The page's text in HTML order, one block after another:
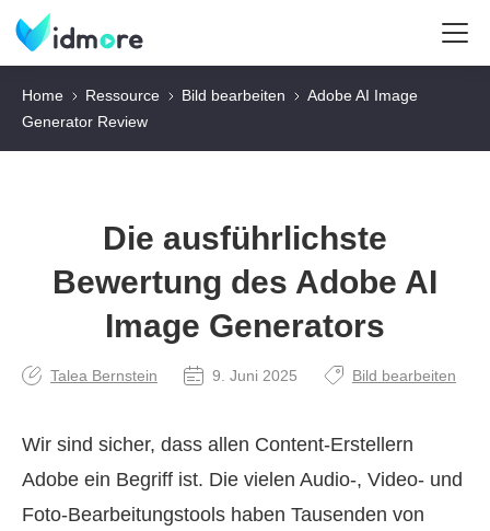
Home Ressource Bild bearbeiten
Adobe AI Image
Generator Review
Die ausführlichste
Bewertung des Adobe AI
Image Generators
Talea Bernstein 9. Juni 2025 Bild bearbeiten
Wir sind sicher, dass allen Content-Erstellern
Adobe ein Begriff ist. Die vielen Audio-, Video- und
Foto‑Bearbeitungstools haben Tausenden von